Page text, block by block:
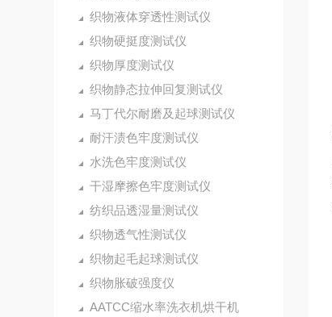
织物液体穿透性测试仪
织物硬挺度测试仪
织物厚度测试仪
织物静态拉伸回复测试仪
马丁代尔耐磨及起球测试仪
耐汗渍色牢度测试仪
水洗色牢度测试仪
干湿摩擦色牢度测试仪
纺织品透湿量测试仪
织物透气性测试仪
织物起毛起球测试仪
织物胀破强度仪
AATCC缩水率洗衣机烘干机